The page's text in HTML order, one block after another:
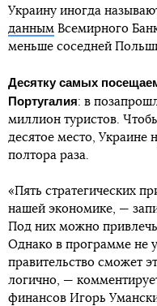
Украину иногда
данным Всемирного
меньше соседней
Десятку самых
Португалия: в
миллион туристов.
десятое место, Украине
полтора раза.
«Пять стратегических
нашей экономике, —
Под них можно
Однако в программе не
правительство сможет
логично, —
финансов Игорь